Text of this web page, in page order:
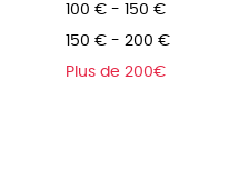
100 € - 150 €
150 € - 200 €
Plus de 200€